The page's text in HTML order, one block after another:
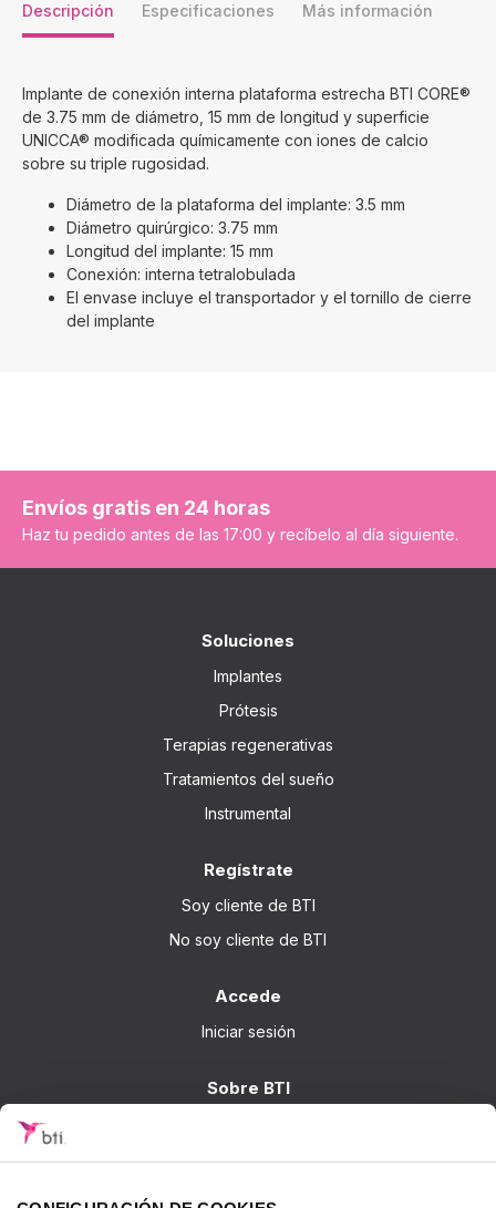
Descripción Especificaciones Más información
Implante de conexión interna plataforma estrecha BTI CORE®
de 3.75 mm de diámetro, 15 mm de longitud y superficie
UNICCA® modificada químicamente con iones de calcio
sobre su triple rugosidad.
Diámetro de la plataforma del implante: 3.5 mm
Diámetro quirúrgico: 3.75 mm
Longitud del implante: 15 mm
Conexión: interna tetralobulada
El envase incluye el transportador y el tornillo de cierre
del implante
Envíos gratis en 24 horas
Haz tu pedido antes de las 17:00 y recíbelo al día siguiente.
Soluciones
Implantes
Prótesis
Terapias regenerativas
Tratamientos del sueño
Instrumental
Regístrate
Soy cliente de BTI
No soy cliente de BTI
Accede
Iniciar sesión
Sobre BTI
Soluciones BTI